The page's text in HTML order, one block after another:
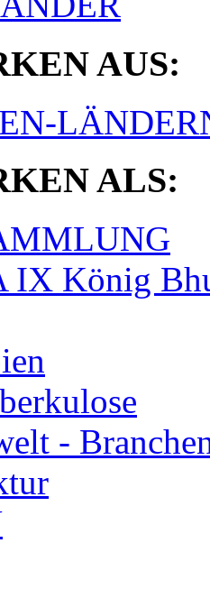
AUS:
ALS:
IX König
-